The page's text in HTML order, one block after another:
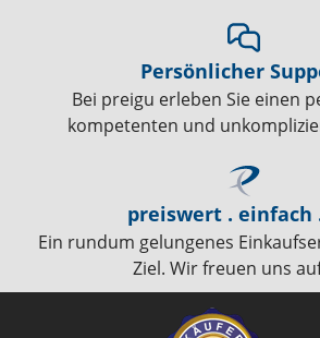
Persönlicher
Bei preigu erleben Sie einen
kompetenten und
preiswert . einfach
Ein rundum gelungenes
Ziel. Wir freuen uns